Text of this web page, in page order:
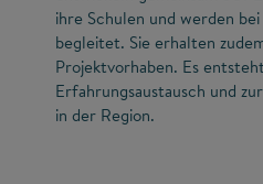
ihre Schulen und werden
begleitet. Sie erhalten
Projektvorhaben. Es
Erfahrungsaustausch und
in der Region.